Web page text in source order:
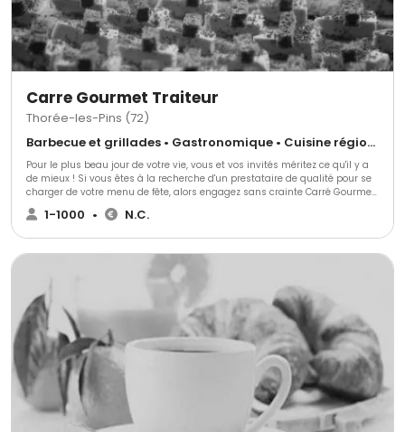
Carre Gourmet Traiteur
Thorée-les-Pins (72)
Barbecue et grillades • Gastronomique • Cuisine régionale
Pour le plus beau jour de votre vie, vous et vos invités méritez ce qu'il y a
de mieux ! Si vous êtes à la recherche d'un prestataire de qualité pour se
charger de votre menu de fête, alors engagez sans crainte Carré Gourmet
Traiteur. Ces experts de la restauration composeront pour vous un
cocktail, un buffet ou repas assis de la plus grande qualité. N'hésitez pas
1-1000 • N.C.